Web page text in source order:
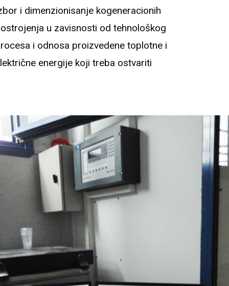
i dimenzionisanje kogeneracionih
u zavisnosti od tehnološkog
i odnosa proizvedene toplotne i
energije koji treba ostvariti